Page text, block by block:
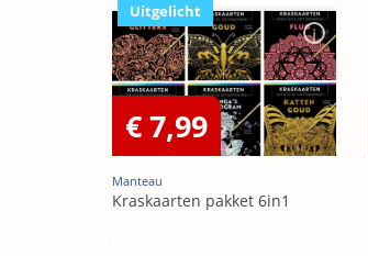
Uitgelicht
€ 7,99
Manteau
Kraskaarten pakket 6in1